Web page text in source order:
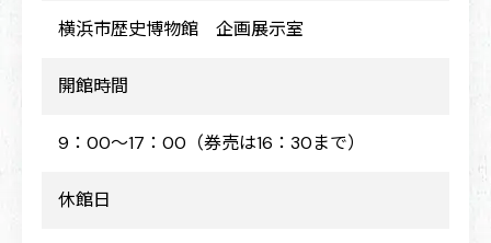
横浜市歴史博物館 企画展示室
開館時間
9：00～17：00（券売は16：30まで）
休館日